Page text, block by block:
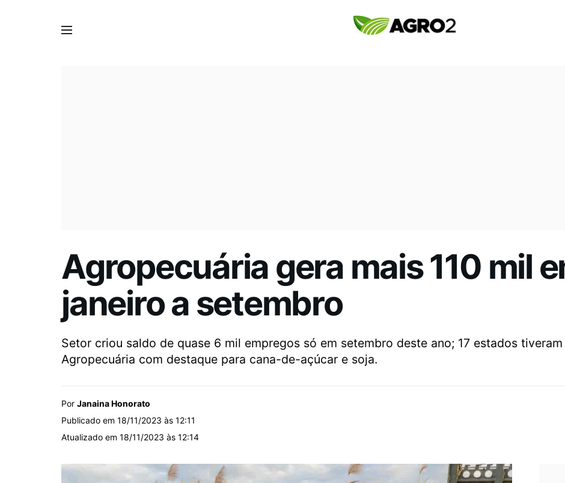
Agropecuária gera mais 110 mil
janeiro a setembro
Setor criou saldo de quase 6 mil empregos só em setembro deste ano; 17 estados
Agropecuária com destaque para cana-de-açúcar e soja.
Por Janaina Honorato
Publicado em 18/11/2023 às 12:11
Atualizado em 18/11/2023 às 12:14